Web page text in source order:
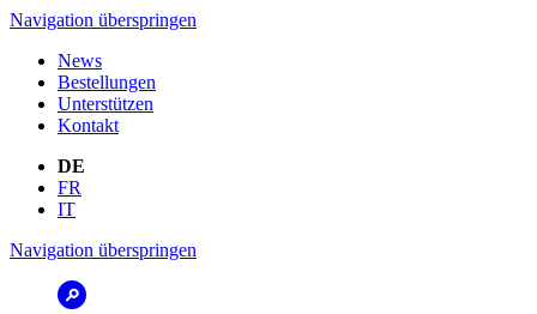
Navigation überspringen
News
Bestellungen
Unterstützen
Kontakt
DE
FR
IT
Navigation überspringen